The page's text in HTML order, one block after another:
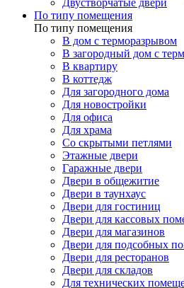
Двустворчатые двери
По типу помещения
По типу помещения
В дом с терморазрывом
В загородный дом с
В квартиру
В коттедж
Для загородного дома
Для новостройки
Для офиса
Для храма
Со скрытыми петлями
Этажные двери
Гаражные двери
Двери в общежитие
Двери в таунхаус
Двери для гостиниц
Двери для кассовых
Двери для магазинов
Двери для подсобных
Двери для ресторанов
Двери для складов
Для технических